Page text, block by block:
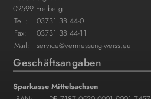
09599 Frei­berg
Tel.:
03731 38 44-0
Fax:
03731 38 44-11
Mail:
ser­vice@ver­mes­sung-weiss.eu
Geschäftsangaben
Sparkasse Mittelsachsen